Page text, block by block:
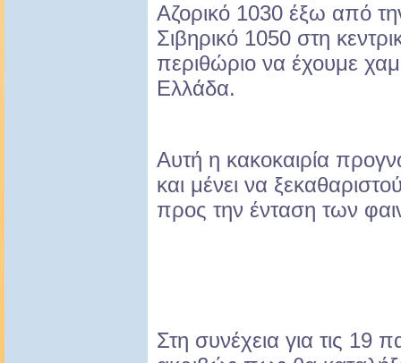
Αζορικό 1030 έξω από
Σιβηρικό 1050 στη
περιθώριο να έχουμε
Ελλάδα.
Αυτή η κακοκαιρία
και μένει να
προς την ένταση των
Στη συνέχεια για τις 19